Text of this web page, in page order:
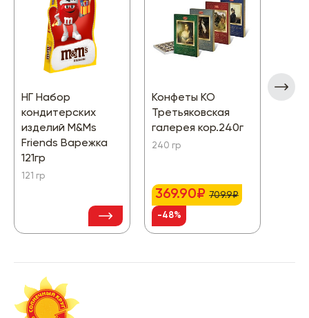
НГ Набор
кондитерских
изделий M&Ms
Friends Варежка
121гр
121 гр
Конфеты КО
Третьяковская
галерея кор.240г
240 гр
369.90₽ 709.9₽
-48%